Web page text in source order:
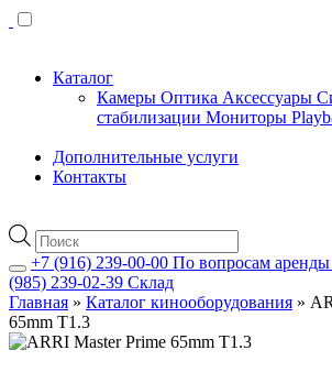
Каталог
Камеры Оптика Аксессуары
стабилизации Мониторы
Дополнительные услуги
Контакты
Поиск
товаров
+7 (916) 239-00-00 По вопросам аренды
(985) 239-02-39 Склад
Главная » Каталог кинооборудования »
65mm T1.3